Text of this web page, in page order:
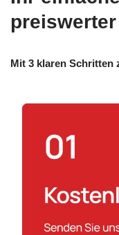
Mit 3 klaren Schritten